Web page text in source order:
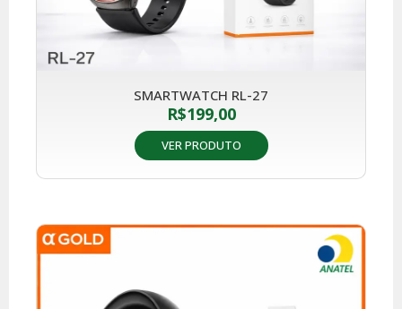
SMARTWATCH RL-27
R$199,00
VER PRODUTO